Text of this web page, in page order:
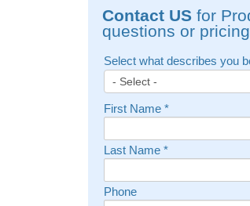
Contact US for
questions or pricing
Select what describes you
First Name *
Last Name *
Phone